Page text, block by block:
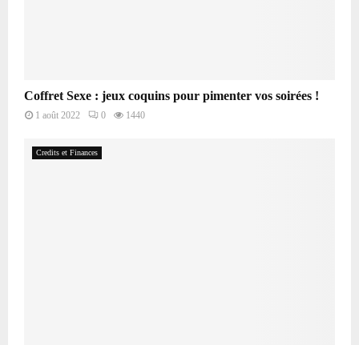
Coffret Sexe : jeux coquins pour pimenter vos soirées !
1 août 2022 0 1440
Credits et Finances